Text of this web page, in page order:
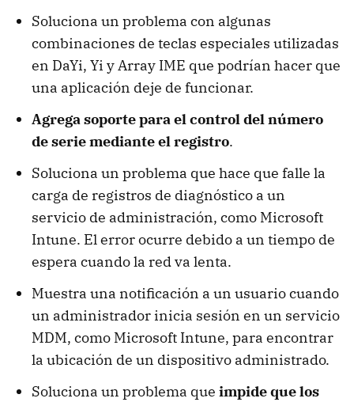
Soluciona un problema con algunas
combinaciones de teclas especiales utilizadas
en DaYi, Yi y Array IME que podrían hacer que
una aplicación deje de funcionar.
Agrega soporte para el control del número
de serie mediante el registro.
Soluciona un problema que hace que falle la
carga de registros de diagnóstico a un
servicio de administración, como Microsoft
Intune. El error ocurre debido a un tiempo de
espera cuando la red va lenta.
Muestra una notificación a un usuario cuando
un administrador inicia sesión en un servicio
MDM, como Microsoft Intune, para encontrar
la ubicación de un dispositivo administrado.
Soluciona un problema que impide que los